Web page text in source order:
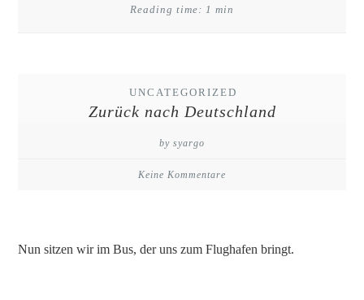
Reading time: 1 min
UNCATEGORIZED
Zurück nach Deutschland
by syargo
Keine Kommentare
Nun sitzen wir im Bus, der uns zum Flughafen bringt.